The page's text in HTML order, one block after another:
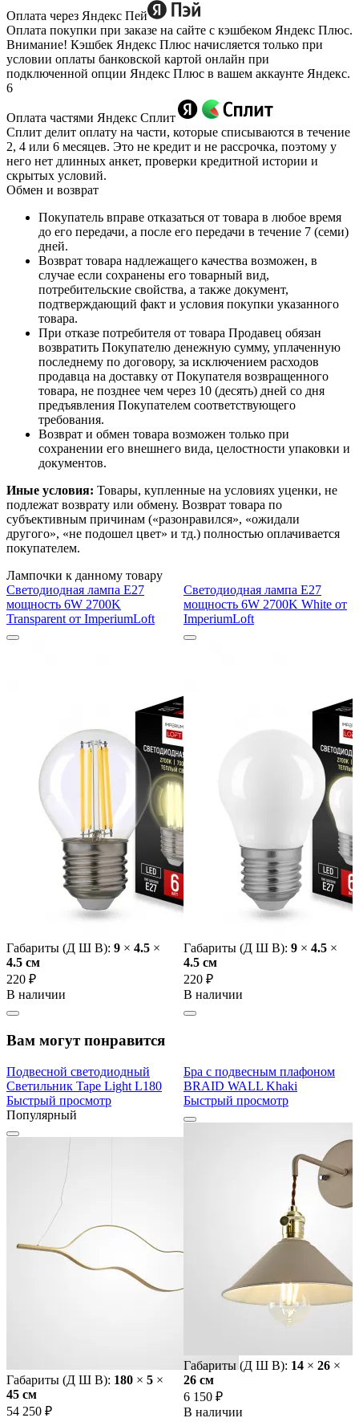
Оплата через Яндекс Пей
Оплата покупки при заказе на сайте с кэшбеком Яндекс Плюс.
Внимание! Кэшбек Яндекс Плюс начисляется только при
условии оплаты банковской картой онлайн при
подключенной опции Яндекс Плюс в вашем аккаунте Яндекс.
6
Оплата частями Яндекс Сплит
Сплит делит оплату на части, которые списываются в течение
2, 4 или 6 месяцев. Это не кредит и не рассрочка, поэтому у
него нет длинных анкет, проверки кредитной истории и
скрытых условий.
Обмен и возврат
Покупатель вправе отказаться от товара в любое время
до его передачи, а после его передачи в течение 7 (семи)
дней.
Возврат товара надлежащего качества возможен, в
случае если сохранены его товарный вид,
потребительские свойства, а также документ,
подтверждающий факт и условия покупки указанного
товара.
При отказе потребителя от товара Продавец обязан
возвратить Покупателю денежную сумму, уплаченную
последнему по договору, за исключением расходов
продавца на доставку от Покупателя возвращенного
товара, не позднее чем через 10 (десять) дней со дня
предъявления Покупателем соответствующего
требования.
Возврат и обмен товара возможен только при
сохранении его внешнего вида, целостности упаковки и
документов.
Иные условия: Товары, купленные на условиях уценки, не
подлежат возврату или обмену. Возврат товара по
субъективным причинам («разонравился», «ожидали
другого», «не подошел цвет» и тд.) полностью оплачивается
покупателем.
Лампочки к данному товару
Светодиодная лампа E27
мощность 6W 2700K
Transparent от ImperiumLoft
Габариты (Д Ш В): 9 × 4.5 ×
4.5 cм
220 ₽
В наличии
Светодиодная лампа E27
мощность 6W 2700K White от
ImperiumLoft
Габариты (Д Ш В): 9 × 4.5 ×
4.5 cм
220 ₽
В наличии
Вам могут понравится
Подвесной светодиодный
Светильник Tape Light L180
Быстрый просмотр
Популярный
Габариты (Д Ш В): 180 × 5 ×
45 cм
54 250 ₽
Бра с подвесным плафоном
BRAID WALL Khaki
Быстрый просмотр
Габариты (Д Ш В): 14 × 26 ×
26 cм
6 150 ₽
В наличии